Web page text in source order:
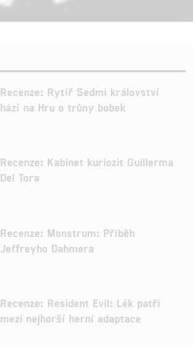
Recenze: Rytíř Sedmi království
hází na Hru o trůny bobek
Recenze: Kabinet kuriozit Guillerma
Del Tora
Recenze: Monstrum: Příběh
Jeffreyho Dahmera
Recenze: Resident Evil: Lék patří
mezi nejhorší herní adaptace